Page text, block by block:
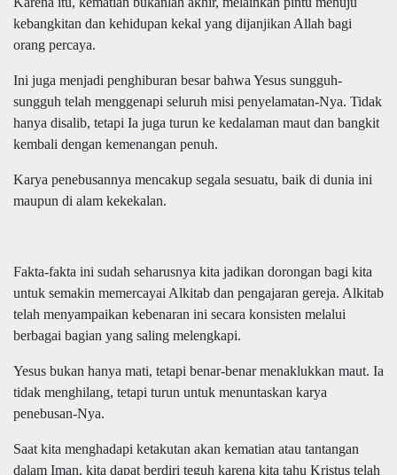
kebangkitan dan kehidupan kekal yang dijanjikan Allah bagi
orang percaya.
Ini juga menjadi penghiburan besar bahwa Yesus sungguh-
sungguh telah menggenapi seluruh misi penyelamatan-Nya. Tidak
hanya disalib, tetapi Ia juga turun ke kedalaman maut dan bangkit
kembali dengan kemenangan penuh.
Karya penebusannya mencakup segala sesuatu, baik di dunia ini
maupun di alam kekekalan.
Fakta-fakta ini sudah seharusnya kita jadikan dorongan bagi kita
untuk semakin memercayai Alkitab dan pengajaran gereja. Alkitab
telah menyampaikan kebenaran ini secara konsisten melalui
berbagai bagian yang saling melengkapi.
Yesus bukan hanya mati, tetapi benar-benar menaklukkan maut. Ia
tidak menghilang, tetapi turun untuk menuntaskan karya
penebusan-Nya.
Saat kita menghadapi ketakutan akan kematian atau tantangan
dalam Iman, kita dapat berdiri teguh karena kita tahu Kristus telah